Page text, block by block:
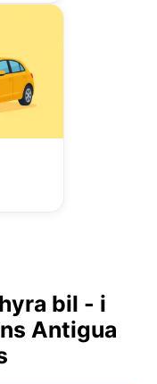
bil - i
Antigua